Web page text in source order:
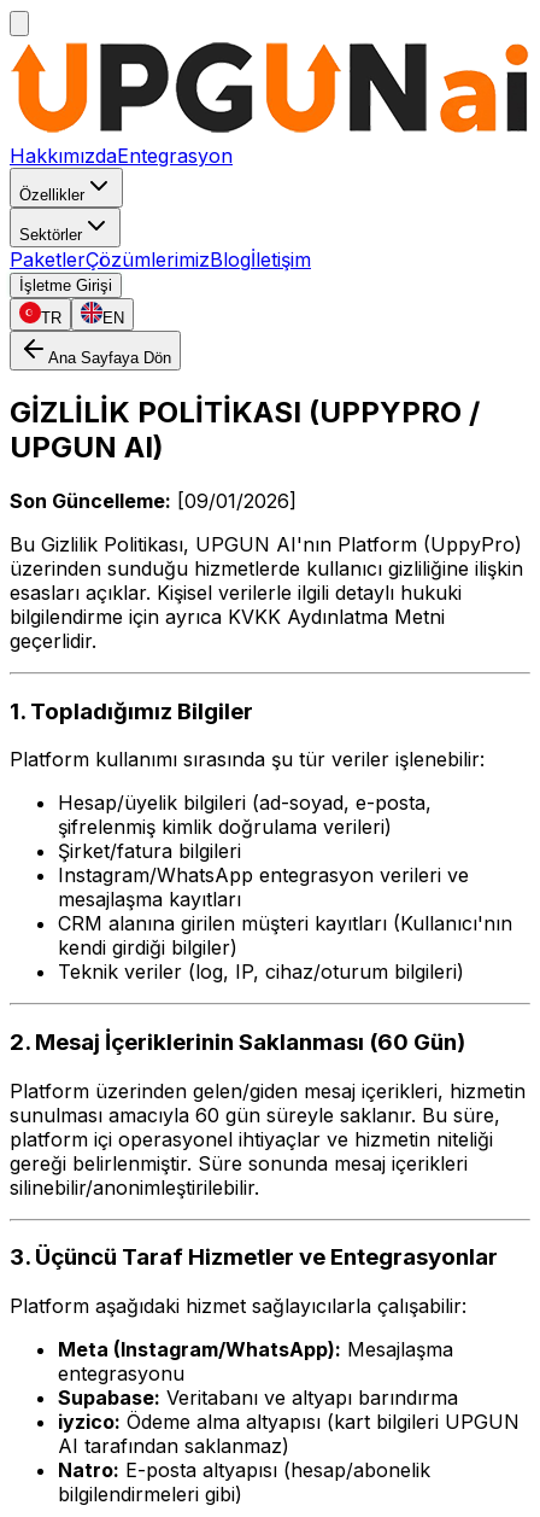
HakkımızdaEntegrasyon
Özellikler
Sektörler
PaketlerÇözümlerimizBlogİletişim
İşletme Girişi
TR
EN
Ana Sayfaya Dön
GİZLİLİK POLİTİKASI (UPPYPRO /
UPGUN AI)
Son Güncelleme: [09/01/2026]
Bu Gizlilik Politikası, UPGUN AI'nın Platform (UppyPro)
üzerinden sunduğu hizmetlerde kullanıcı gizliliğine ilişkin
esasları açıklar. Kişisel verilerle ilgili detaylı hukuki
bilgilendirme için ayrıca KVKK Aydınlatma Metni
geçerlidir.
1. Topladığımız Bilgiler
Platform kullanımı sırasında şu tür veriler işlenebilir:
Hesap/üyelik bilgileri (ad-soyad, e-posta,
şifrelenmiş kimlik doğrulama verileri)
Şirket/fatura bilgileri
Instagram/WhatsApp entegrasyon verileri ve
mesajlaşma kayıtları
CRM alanına girilen müşteri kayıtları (Kullanıcı'nın
kendi girdiği bilgiler)
Teknik veriler (log, IP, cihaz/oturum bilgileri)
2. Mesaj İçeriklerinin Saklanması (60 Gün)
Platform üzerinden gelen/giden mesaj içerikleri, hizmetin
sunulması amacıyla 60 gün süreyle saklanır. Bu süre,
platform içi operasyonel ihtiyaçlar ve hizmetin niteliği
gereği belirlenmiştir. Süre sonunda mesaj içerikleri
silinebilir/anonimleştirilebilir.
3. Üçüncü Taraf Hizmetler ve Entegrasyonlar
Platform aşağıdaki hizmet sağlayıcılarla çalışabilir:
Meta (Instagram/WhatsApp): Mesajlaşma
entegrasyonu
Supabase: Veritabanı ve altyapı barındırma
iyzico: Ödeme alma altyapısı (kart bilgileri UPGUN
AI tarafından saklanmaz)
Natro: E-posta altyapısı (hesap/abonelik
bilgilendirmeleri gibi)